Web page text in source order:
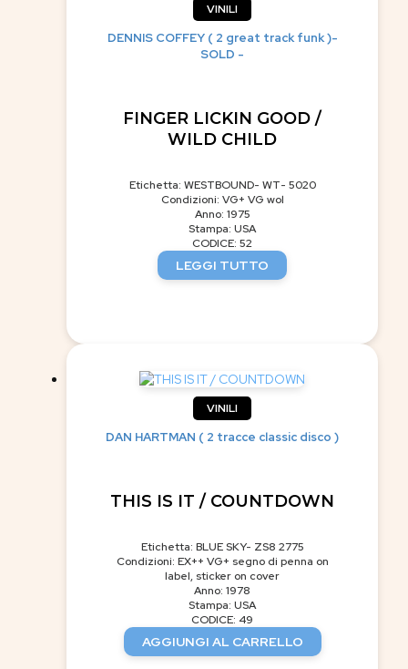
VINILI
DENNIS COFFEY ( 2 great track funk )-
SOLD -
FINGER LICKIN GOOD /
WILD CHILD
Etichetta: WESTBOUND- WT- 5020
Condizioni: VG+ VG wol
Anno: 1975
Stampa: USA
CODICE: 52
LEGGI TUTTO
VINILI
DAN HARTMAN ( 2 tracce classic disco )
THIS IS IT / COUNTDOWN
Etichetta: BLUE SKY- ZS8 2775
Condizioni: EX++ VG+ segno di penna on
label, sticker on cover
Anno: 1978
Stampa: USA
CODICE: 49
AGGIUNGI AL CARRELLO